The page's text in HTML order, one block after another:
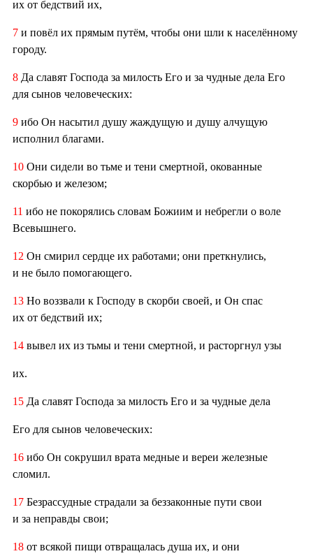
их от бедствий их,
7 и повёл их прямым путём, чтобы они шли к населённому
городу.
8 Да славят Господа за милость Его и за чудные дела Его
для сынов человеческих:
9 ибо Он насытил душу жаждущую и душу алчущую
исполнил благами.
10 Они сидели во тьме и тени смертной, окованные
скорбью и железом;
11 ибо не покорялись словам Божиим и небрегли о воле
Всевышнего.
12 Он смирил сердце их работами; они преткнулись,
и не было помогающего.
13 Но воззвали к Господу в скорби своей, и Он спас
их от бедствий их;
14 вывел их из тьмы и тени смертной, и расторгнул узы
их.
15 Да славят Господа за милость Его и за чудные дела
Его для сынов человеческих:
16 ибо Он сокрушил врата медные и вереи железные
сломил.
17 Безрассудные страдали за беззаконные пути свои
и за неправды свои;
18 от всякой пищи отвращалась душа их, и они